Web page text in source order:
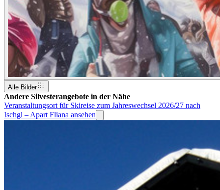
Alle Bilder
Andere Silvesterangebote in der Nähe
Veranstaltungsort für Skireise zum Jahreswechsel 2026/27 nach
Ischgl – Apart Fliana ansehen